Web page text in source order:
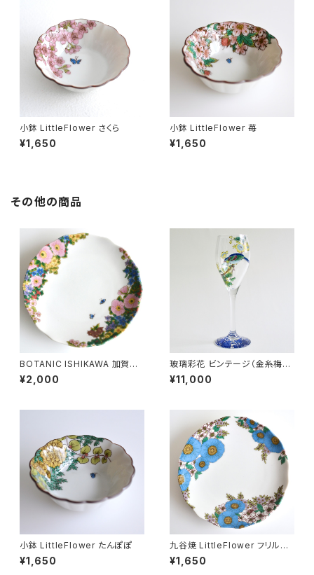
小鉢 LittleFlower さくら
¥1,650
小鉢 LittleFlower 苺
¥1,650
その他の商品
BOTANIC ISHIKAWA 加賀フ
リル皿
¥2,000
玻璃彩花 ビンテージ（金糸梅に
鳥） / 山近一憲
¥11,000
小鉢 LittleFlower たんぽぽ
¥1,650
九谷焼 LittleFlower フリル
皿 ハナミズキ
¥1,650